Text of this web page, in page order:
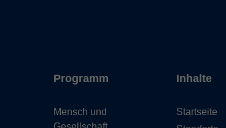
Programm
Mensch und
Inhalte
Startseite